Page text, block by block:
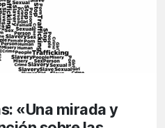
«Una mirada y